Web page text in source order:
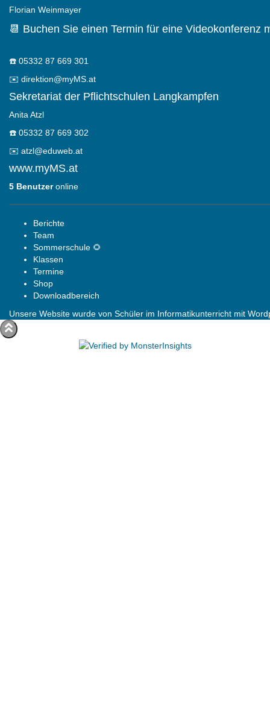
Florian Weinmayer
📆 Buchen Sie einen Termin für eine Videokonferenz
☎️ 05332 87 669 301
✉️ direktion@myMS.at
Sekretariat der Pflichtschulen Langkampfen
Anita Atzl
☎️ 05332 87 669 302
✉️ atzl@eduweb.at
www.myMS.at
5 Benutzeronline
Berichte
Team
Sommerschule 🌻
Klassen
Termine
Shop
Downloadbereich
Unsere Website wurde von Schüler im Informatikunterricht mit